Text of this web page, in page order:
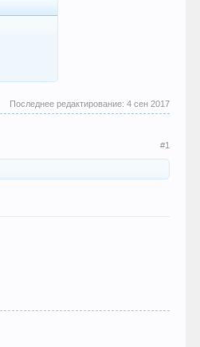
Последнее редактирование: 4 сен 2017
#1